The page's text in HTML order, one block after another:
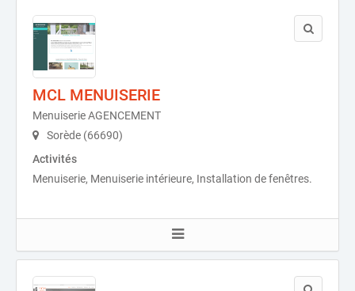
MCL MENUISERIE
Menuiserie AGENCEMENT
Sorède (66690)
Activités
Menuiserie, Menuiserie intérieure, Installation de fenêtres.